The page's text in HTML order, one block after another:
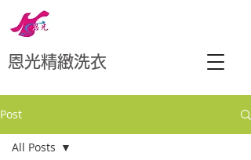
恩光精緻洗衣
Post
All Posts